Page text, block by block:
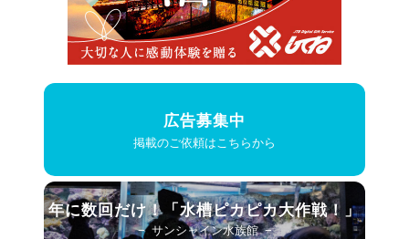
広告募集中
掲載のご依頼はこちらから
年に数回だけ！ 「水槽ピカピカ大作戦！」
− サンシャイン水族館 −